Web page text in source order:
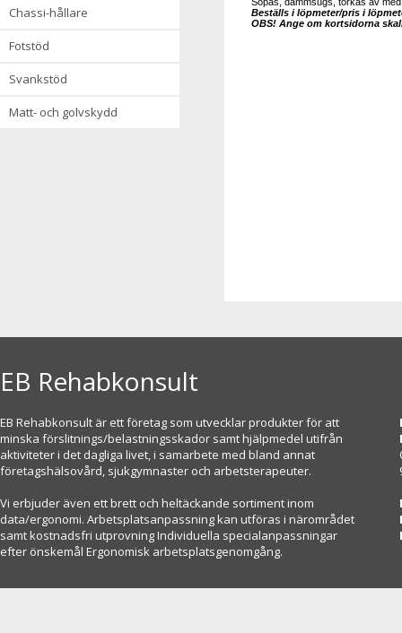
chassi-hållare
fotstöd
svankstöd
matt- och golvskydd
Beställs i löpmeter/pris i
OBS! Ange om kortsidorna
EB Rehabkonsult
EB Rehabkonsult är ett företag som utvecklar produkter för att
minska förslitnings/belastningsskador samt hjälpmedel utifrån
aktiviteter i det dagliga livet, i samarbete med bland annat
företagshälsovård, sjukgymnaster och arbetsterapeuter.
Vi erbjuder även ett brett och heltäckande sortiment inom
data/ergonomi. Arbetsplatsanpassning kan utföras i närområdet
samt kostnadsfri utprovning Individuella specialanpassningar
efter önskemål Ergonomisk arbetsplatsgenomgång.